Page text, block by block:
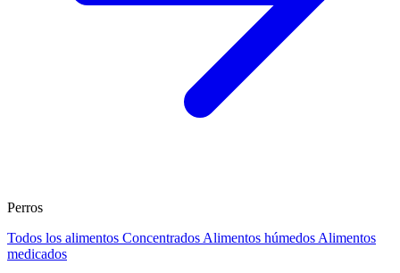
Perros
Todos los alimentos Concentrados Alimentos húmedos Alimentos
medicados